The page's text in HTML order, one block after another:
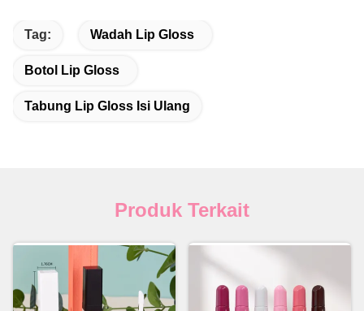
Tag: Wadah Lip Gloss
Botol Lip Gloss
Tabung Lip Gloss Isi Ulang
Produk Terkait